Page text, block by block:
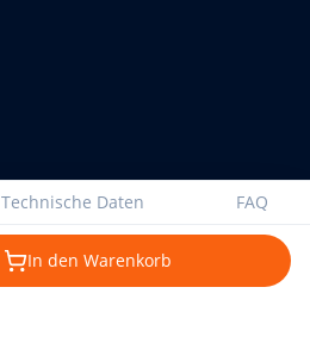
Technische Daten FAQ
In den Warenkorb